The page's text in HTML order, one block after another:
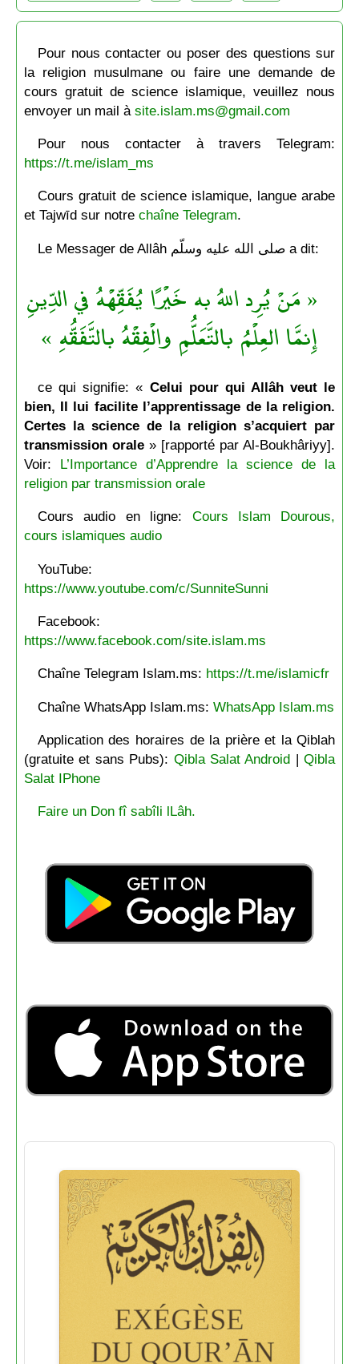
Pour nous contacter ou poser des questions sur
la religion musulmane ou faire une demande de
cours gratuit de science islamique, veuillez nous
envoyer un mail à site.islam.ms@gmail.com
Pour nous contacter à travers Telegram:
https://t.me/islam_ms
Cours gratuit de science islamique, langue arabe
et Tajwīd sur notre chaîne Telegram.
Le Messager de Allâh صلى الله عليه وسلّم a dit:
« مَنْ يُرِد اللهُ به خَيْرًا يُفَقِّهْهُ في الدِّينِ
إِنمَّا العِلْمُ بالتَّعَلُّمِ والْفِقْهُ بالتَّفَقُّهِ »
ce qui signifie: « Celui pour qui Allâh veut le
bien, Il lui facilite l’apprentissage de la religion.
Certes la science de la religion s’acquiert par
transmission orale» [rapporté par Al-Boukhâriyy].
Voir: L’Importance d’Apprendre la science de la
religion par transmission orale
Cours audio en ligne: Cours Islam Dourous,
cours islamiques audio
YouTube:
https://www.youtube.com/c/SunniteSunni
Facebook:
https://www.facebook.com/site.islam.ms
Chaîne Telegram Islam.ms: https://t.me/islamicfr
Chaîne WhatsApp Islam.ms: WhatsApp Islam.ms
Application des horaires de la prière et la Qiblah
(gratuite et sans Pubs): Qibla Salat Android |Qibla
Salat IPhone
Faire un Don fî sabîli lLâh.